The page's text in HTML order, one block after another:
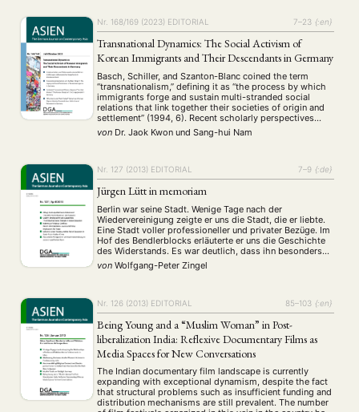
Nr. 168/169 (2023) EDITORIAL 7–23 {:en}
Transnational Dynamics: The Social Activism of
Korean Immigrants and Their Descendants in Germany
Basch, Schiller, and Szanton-Blanc coined the term
“transnationalism,” defining it as “the process by which
immigrants forge and sustain multi-stranded social
relations that link together their societies of origin and
settlement” (1994, 6). Recent scholarly perspectives
view transnational migration as occurring within dynamic
social contexts continually reshaped by those who are
von Dr. Jaok Kwon und Sang-hui Nam
Nr. 127 (2013) EDITORIAL 7–9 {:de}
Jürgen Lütt in memoriam
Berlin war seine Stadt. Wenige Tage nach der
Wiedervereinigung zeigte er uns die Stadt, die er liebte.
Eine Stadt voller professioneller und privater Bezüge. Im
Hof des Bendlerblocks erläuterte er uns die Geschichte
des Widerstands. Es war deutlich, dass ihn besonders
die politische Geschichte, die Geschichte der Ideen und
Ideologien, interessierte. Und zwar im internationalen …
von Wolfgang-Peter Zingel
Nr. 126 (2013) EDITORIAL 85–103 {:en}
Being Young and a “Muslim Woman” in Post-
liberalization India: Reflexive Documentary Films as
Media Spaces for New Conversations
The Indian documentary film landscape is currently
expanding with exceptional dynamism, despite the fact
that structural problems such as insufficient funding and
distribution mechanisms are still prevalent. The number